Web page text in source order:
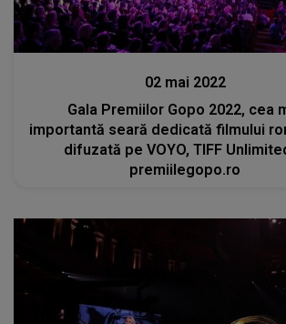
Stiri
02 mai 2022
Gala Premiilor Gopo 2022, cea
importantă seară dedicată filmului
difuzată pe VOYO, TIFF
premiilegopo.ro